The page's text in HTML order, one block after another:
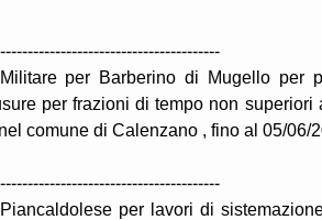
per Barberino di Mugello per
per frazioni di tempo non
comune di Calenzano , fino al 05/06/
per lavori di